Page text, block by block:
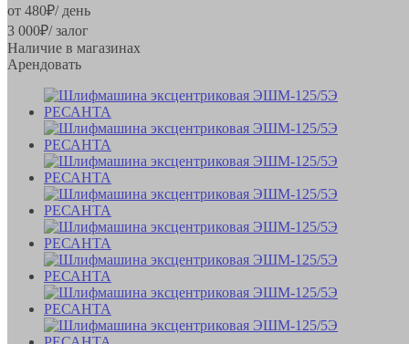
от 480₽/ день
3 000₽/ залог
Наличие в магазинах
Арендовать